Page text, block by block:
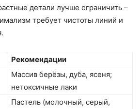
детали лучше ограничить –
требует чистоты линий и
Рекомендации
Массив берёзы, дуба, ясеня;
нетоксичные лаки
Пастель (молочный, серый,